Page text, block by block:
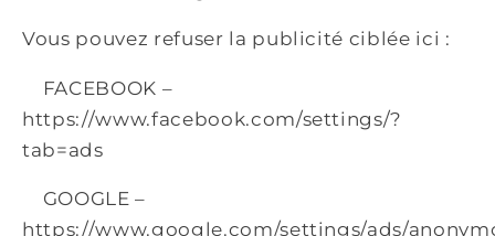
Vous pouvez refuser la publicité ciblée ici :
FACEBOOK –
https://www.facebook.com/settings/?
tab=ads
GOOGLE –
https://www.google.com/settings/ads/